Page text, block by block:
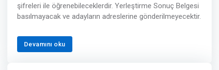
şifreleri ile öğrenebileceklerdir. Yerleştirme Sonuç Belgesi
basılmayacak ve adayların adreslerine gönderilmeyecektir.
Devamını oku